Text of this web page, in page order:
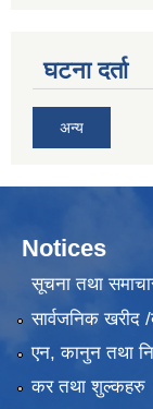
घटना दर्ता
अन्य
Notices
सूचना तथा
सार्वजनिक खरीद
एन, कानुन तथा
कर तथा शुल्कहरु